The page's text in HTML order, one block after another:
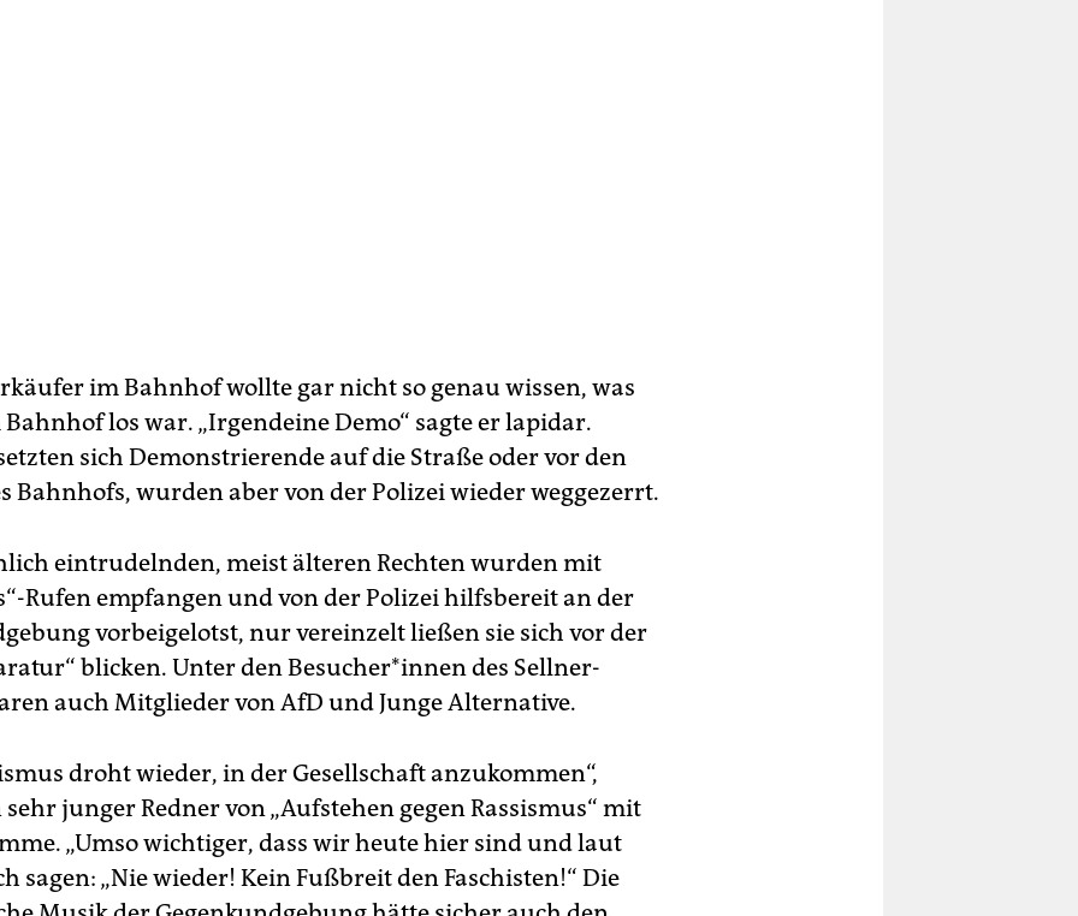
im Bahnhof wollte gar nicht so genau wissen, was
los war. „Irgendeine Demo“ sagte er lapidar.
sich Demonstrierende auf die Straße oder vor den
Bahnhofs, wurden aber von der Polizei wieder weggezerrt.
eintrudelnden, meist älteren Rechten wurden mit
Rufen empfangen und von der Polizei hilfsbereit an der
vorbeigelotst, nur vereinzelt ließen sie sich vor der
blicken. Unter den Be­su­che­r*in­nen des Sellner-
auch Mitglieder von AfD und Junge Alternative.
droht wieder, in der Gesellschaft anzukommen“,
junger Redner von „Aufstehen gegen Rassismus“ mit
„Umso wichtiger, dass wir heute hier sind und laut
sagen: „Nie wieder! Kein Fußbreit den Faschisten!“ Die